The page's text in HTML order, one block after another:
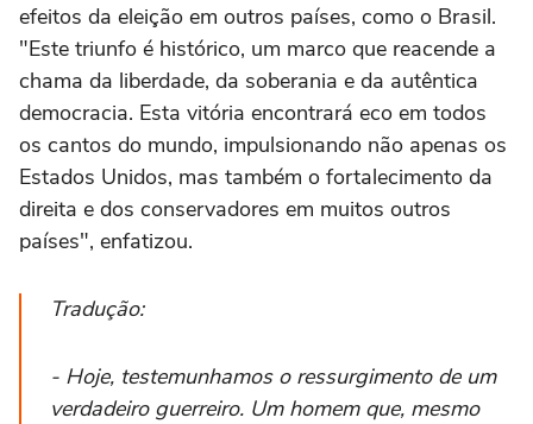
efeitos da eleição em outros países, como o Brasil.
"Este triunfo é histórico, um marco que reacende a
chama da liberdade, da soberania e da autêntica
democracia. Esta vitória encontrará eco em todos
os cantos do mundo, impulsionando não apenas os
Estados Unidos, mas também o fortalecimento da
direita e dos conservadores em muitos outros
países", enfatizou.
Tradução:
- Hoje, testemunhamos o ressurgimento de um
verdadeiro guerreiro. Um homem que, mesmo